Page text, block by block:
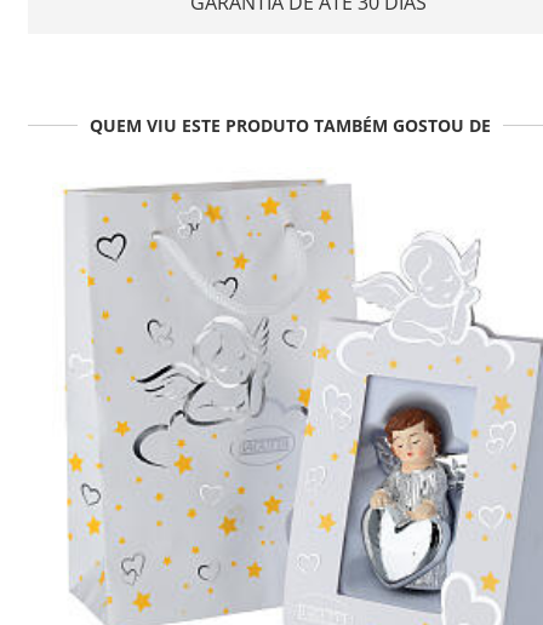
QUEM VIU ESTE PRODUTO TAMBÉM GOSTOU DE